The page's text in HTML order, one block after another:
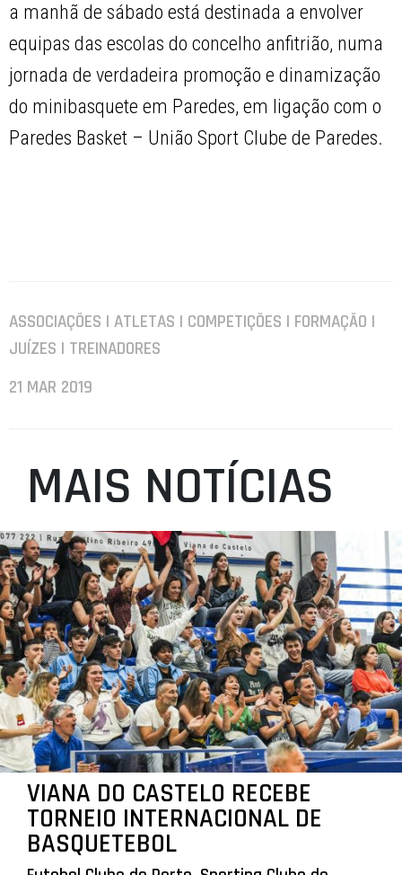
a manhã de sábado está destinada a envolver
equipas das escolas do concelho anfitrião, numa
jornada de verdadeira promoção e dinamização
do minibasquete em Paredes, em ligação com o
Paredes Basket – União Sport Clube de Paredes.
ASSOCIAÇÕES | ATLETAS | COMPETIÇÕES | FORMAÇÃO |
JUÍZES | TREINADORES
21 MAR 2019
MAIS NOTÍCIAS
VIANA DO CASTELO RECEBE
TORNEIO INTERNACIONAL DE
BASQUETEBOL